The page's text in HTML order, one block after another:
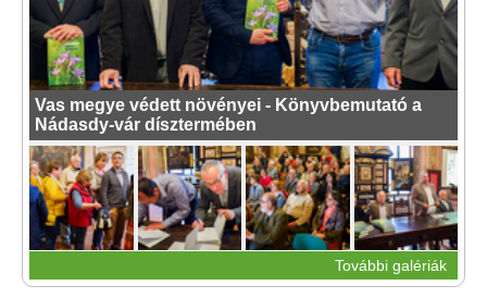
Vas megye védett növényei - Könyvbemutató a
Nádasdy-vár dísztermében
További galériák